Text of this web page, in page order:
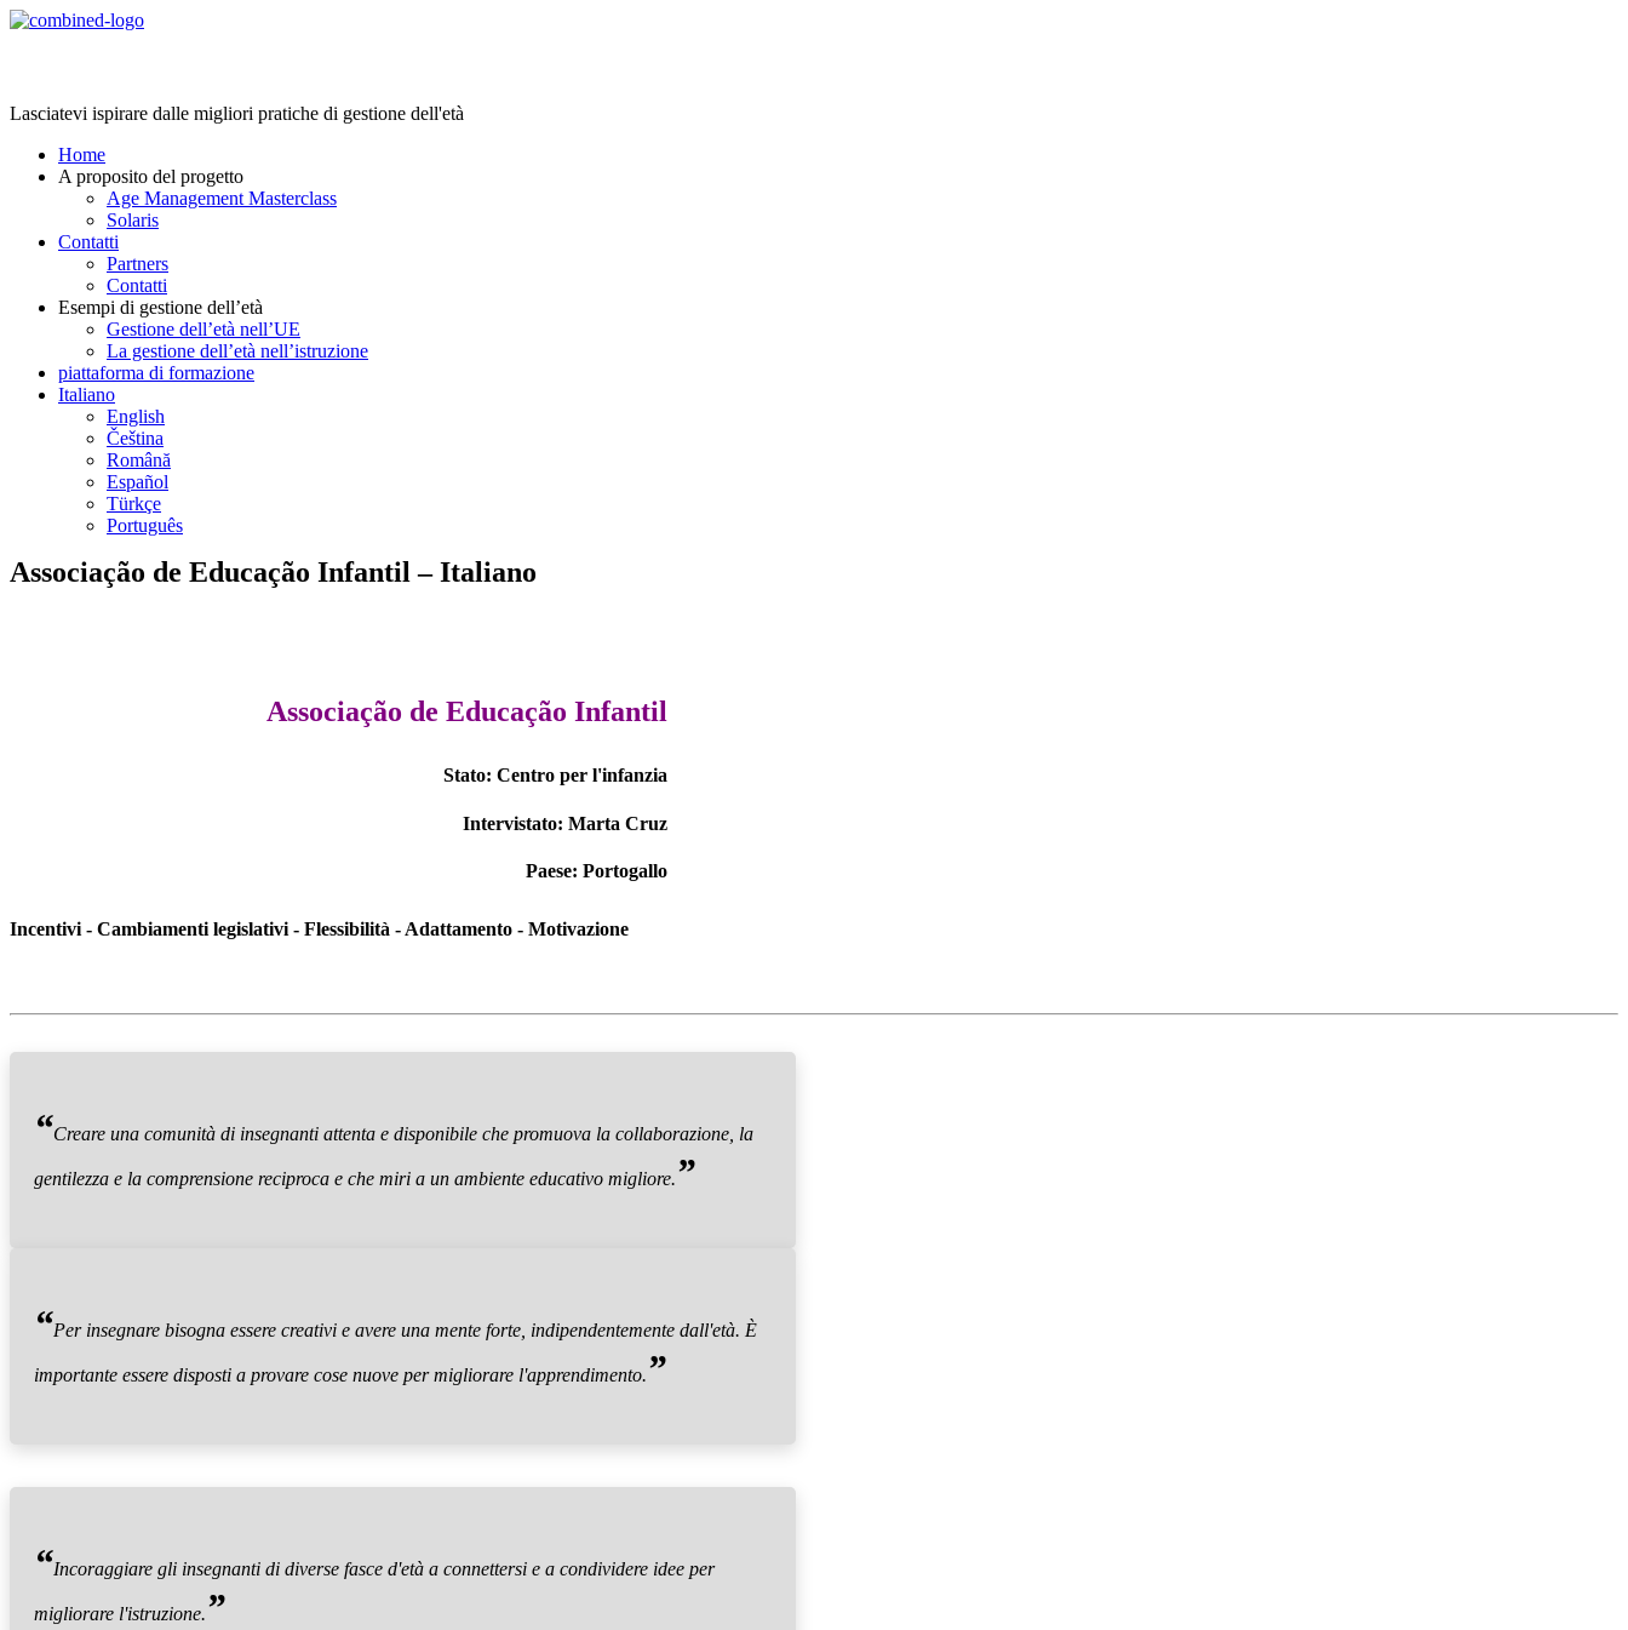
Lasciatevi ispirare dalle migliori pratiche di gestione dell'età
Home
A proposito del progetto
Age Management Masterclass
Solaris
Contatti
Partners
Contatti
Esempi di gestione dell’età
Gestione dell’età nell’UE
La gestione dell’età nell’istruzione
piattaforma di formazione
Italiano
English
Čeština
Română
Español
Türkçe
Português
Associação de Educação Infantil – Italiano
Associação de Educação Infantil
Stato: Centro per l'infanzia
Intervistato: Marta Cruz
Paese: Portogallo
Incentivi - Cambiamenti legislativi - Flessibilità - Adattamento - Motivazione
“Creare una comunità di insegnanti attenta e disponibile che promuova la collaborazione, la
gentilezza e la comprensione reciproca e che miri a un ambiente educativo migliore.”
“Per insegnare bisogna essere creativi e avere una mente forte, indipendentemente dall'età. È
importante essere disposti a provare cose nuove per migliorare l'apprendimento.”
“Incoraggiare gli insegnanti di diverse fasce d'età a connettersi e a condividere idee per
migliorare l'istruzione.”